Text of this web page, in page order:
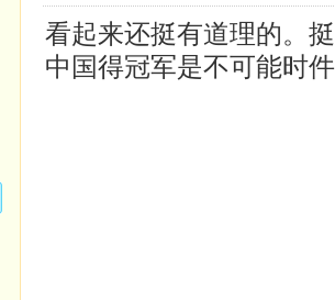
看起来还挺有道理的。
中国得冠军是不可能时